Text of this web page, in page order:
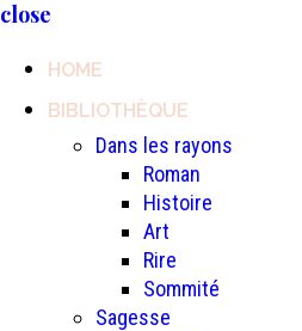
close
HOME
BIBLIOTHÈQUE
Dans les rayons
Roman
Histoire
Art
Rire
Sommité
Sagesse